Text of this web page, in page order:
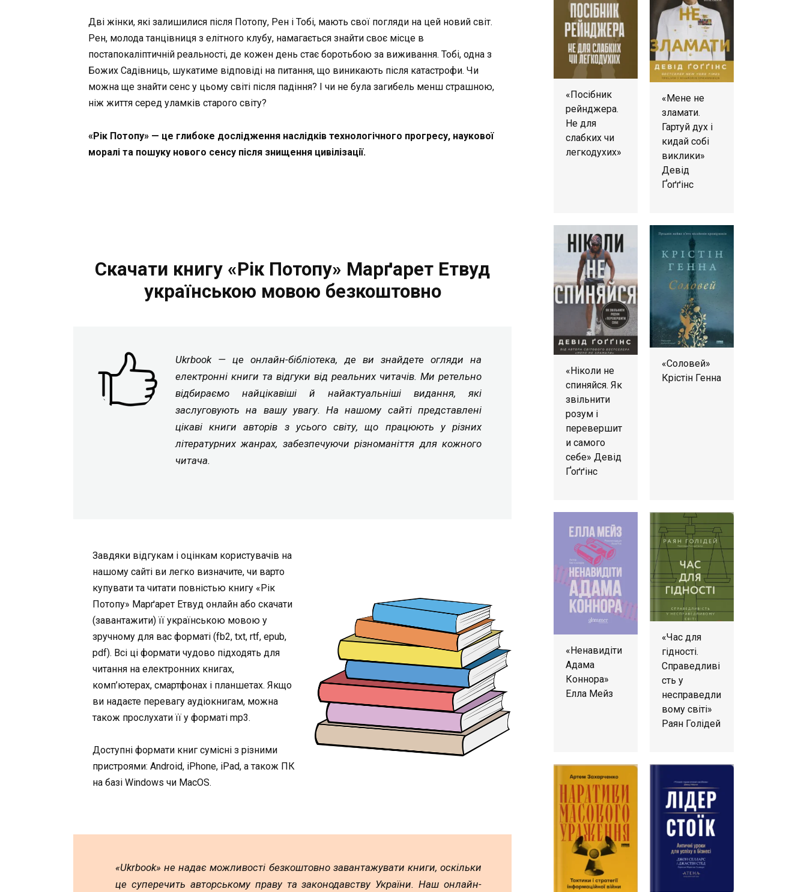
Дві жінки, які залишилися після Потопу, Рен і Тобі, мають свої погляди на цей новий світ.
Рен, молода танцівниця з елітного клубу, намагається знайти своє місце в
постапокаліптичній реальності, де кожен день стає боротьбою за виживання. Тобі, одна з
Божих Садівниць, шукатиме відповіді на питання, що виникають після катастрофи. Чи
можна ще знайти сенс у цьому світі після падіння? І чи не була загибель менш страшною,
ніж життя серед уламків старого світу?
«Рік Потопу» — це глибоке дослідження наслідків технологічного прогресу, наукової
моралі та пошуку нового сенсу після знищення цивілізації.
Скачати книгу «Рік Потопу» Марґарет Етвуд
українською мовою безкоштовно
Ukrbook — це онлайн-бібліотека, де ви знайдете огляди на
електронні книги та відгуки від реальних читачів. Ми ретельно
відбираємо найцікавіші й найактуальніші видання, які
заслуговують на вашу увагу. На нашому сайті представлені
цікаві книги авторів з усього світу, що працюють у різних
літературних жанрах, забезпечуючи різноманіття для кожного
читача.
Завдяки відгукам і оцінкам користувачів на
нашому сайті ви легко визначите, чи варто
купувати та читати повністью книгу «Рік
Потопу» Марґарет Етвуд онлайн або скачати
(завантажити) її українською мовою у
зручному для вас форматі (fb2, txt, rtf, epub,
pdf). Всі ці формати чудово підходять для
читання на електронних книгах,
комп’ютерах, смартфонах і планшетах. Якщо
ви надаєте перевагу аудіокнигам, можна
також прослухати її у форматі mp3.
Доступні формати книг сумісні з різними
пристроями: Android, iPhone, iPad, а також ПК
на базі Windows чи MacOS.
«Ukrbook» не надає можливості безкоштовно завантажувати книги, оскільки
це суперечить авторському праву та законодавству України. Наш онлайн-
«Посібник
рейнджера.
Не для
слабких чи
легкодухих»
«Мене не
зламати.
Гартуй дух і
кидай собі
виклики»
Девід
Ґоґґінс
«Ніколи не
спиняйся. Як
звільнити
розум і
перевершит
и самого
себе» Девід
Ґоґґінс
«Соловей»
Крістін Генна
«Ненавидіти
Адама
Коннора»
Елла Мейз
«Час для
гідності.
Справедливі
сть у
несправедли
вому світі»
Раян Голідей